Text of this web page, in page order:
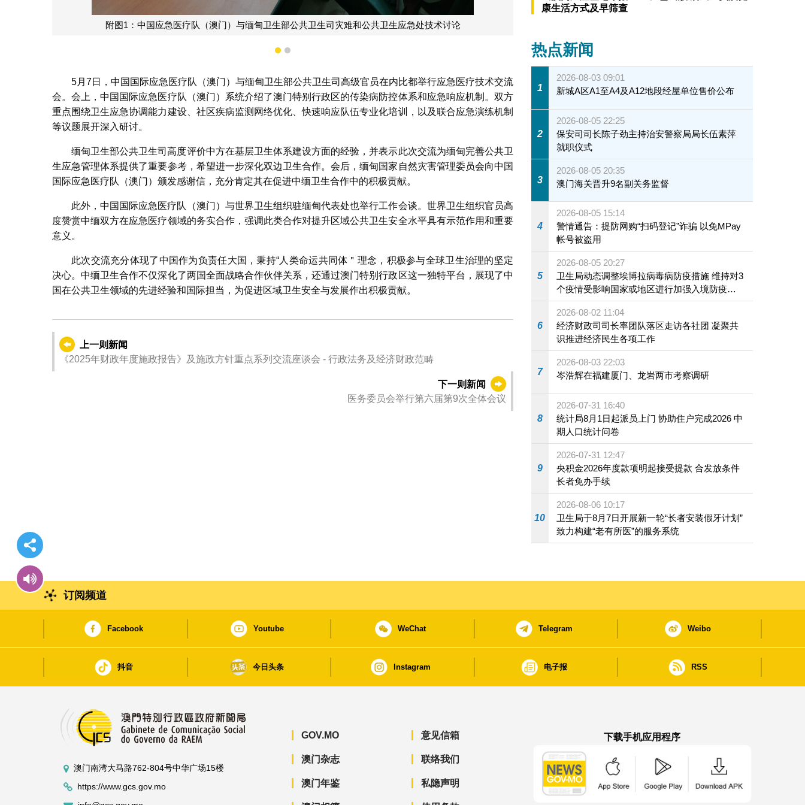
附图2：缅甸国家自然灾害管理委员会颁发感谢信予中国国际应急医疗队（澳门）
1 2
5月7日，中国国际应急医疗队（澳门）与缅甸卫生部公共卫生司高级官员在内比都举行应急医疗技术交流
会。会上，中国国际应急医疗队（澳门）系统介绍了澳门特别行政区的传染病防控体系和应急响应机制。双方
重点围绕卫生应急协调能力建设、社区疾病监测网络优化、快速响应队伍专业化培训，以及联合应急演练机制
等议题展开深入研讨。
缅甸卫生部公共卫生司高度评价中方在基层卫生体系建设方面的经验，并表示此次交流为缅甸完善公共卫
生应急管理体系提供了重要参考，希望进一步深化双边卫生合作。会后，缅甸国家自然灾害管理委员会向中国
国际应急医疗队（澳门）颁发感谢信，充分肯定其在促进中缅卫生合作中的积极贡献。
此外，中国国际应急医疗队（澳门）与世界卫生组织驻缅甸代表处也举行工作会谈。世界卫生组织官员高
度赞赏中缅双方在应急医疗领域的务实合作，强调此类合作对提升区域公共卫生安全水平具有示范作用和重要
意义。
此次交流充分体现了中国作为负责任大国，秉持“人类命运共同体＂理念，积极参与全球卫生治理的坚定
决心。中缅卫生合作不仅深化了两国全面战略合作伙伴关系，还通过澳门特别行政区这一独特平台，展现了中
国在公共卫生领域的先进经验和国际担当，为促进区域卫生安全与发展作出积极贡献。
上一则新闻
《2025年财政年度施政报告》及施政方针重点系列交流座谈会 - 行政法务及经济财政范畴
下一则新闻
医务委员会举行第六届第9次全体会议
康生活方式及早筛查
热点新闻
1
2026-08-03 09:01
新城A区A1至A4及A12地段经屋单位售价公布
2
2026-08-05 22:25
保安司司长陈子劲主持治安警察局局长伍素萍
就职仪式
3
2026-08-05 20:35
澳门海关晋升9名副关务监督
4
2026-08-05 15:14
警情通告：提防网购“扫码登记”诈骗 以免MPay
帐号被盗用
5
2026-08-05 20:27
卫生局动态调整埃博拉病毒病防疫措施 维持对3
个疫情受影响国家或地区进行加强入境防疫措
施
6
2026-08-02 11:04
经济财政司司长率团队落区走访各社团 凝聚共
识推进经济民生各项工作
7
2026-08-03 22:03
岑浩辉在福建厦门、龙岩两市考察调研
8
2026-07-31 16:40
统计局8月1日起派员上门 协助住户完成2026 中
期人口统计问卷
9
2026-07-31 12:47
央积金2026年度款项明起接受提款 合发放条件
长者免办手续
10
2026-08-06 10:17
卫生局于8月7日开展新一轮“长者安装假牙计划”
致力构建“老有所医”的服务系统
订阅频道
Facebook Youtube WeChat Telegram Weibo
抖音 今日头条 Instagram 电子报 RSS
澳门南湾大马路762-804号中华广场15楼
https://www.gcs.gov.mo
GOV.MO
澳门杂志
澳门年鉴
意见信箱
联络我们
私隐声明
下载手机应用程序